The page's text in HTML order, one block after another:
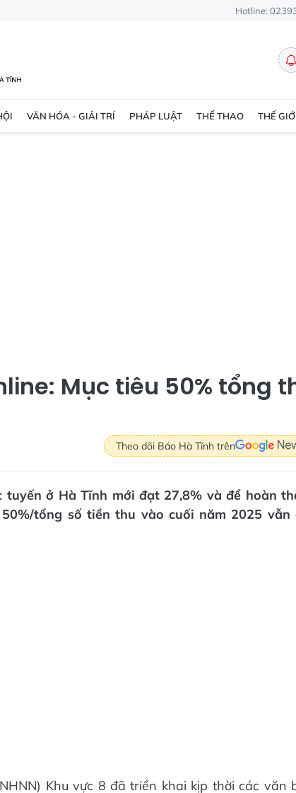
Hotline:
VĂN HÓA - GIẢI TRÍ PHÁP LUẬT THỂ THAO THẾ
Mục tiêu 50% tổng
Theo dõi Báo Hà Tĩnh trên
ở Hà Tĩnh mới đạt 27,8% và để hoàn
tổng số tiền thu vào cuối năm 2025 vẫn
Khu vực 8 đã triển khai kịp thời các văn